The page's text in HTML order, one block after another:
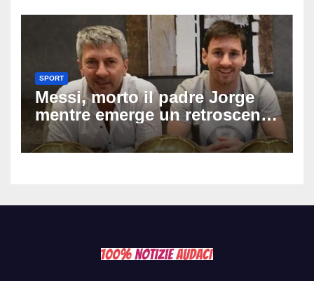
SPORT
Messi, morto il padre Jorge
mentre emerge un retroscena
choc: le minacce di morte al
fuoriclasse durante i Mondiali